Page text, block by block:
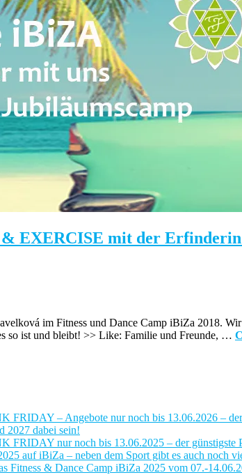
EXERCISE mit der Erfinderin
im Fitness und Dance Camp iBiZa 2018.
so ist und bleibt! >> Like: Familie und Freunde, …
FRIDAY – Angebote nur noch bis 13.06.2026 –
2027 dabei sein!
FRIDAY nur noch bis 13.06.2025 – der günstigste
auf iBiZa – neben dem Sport gibt es auch noch
& Dance Camp iBiZa 2025 vom 07.-